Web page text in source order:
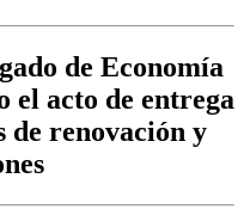
de Economía
el acto de entrega
de renovación y